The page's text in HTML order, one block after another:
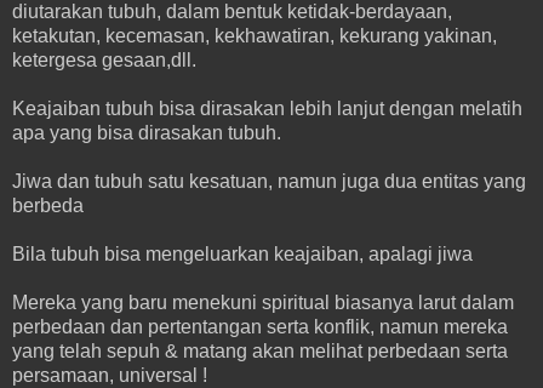
diutarakan tubuh, dalam bentuk ketidak-berdayaan,
ketakutan, kecemasan, kekhawatiran, kekurang yakinan,
ketergesa gesaan,dll.
Keajaiban tubuh bisa dirasakan lebih lanjut dengan melatih
apa yang bisa dirasakan tubuh.
Jiwa dan tubuh satu kesatuan, namun juga dua entitas yang
berbeda
Bila tubuh bisa mengeluarkan keajaiban, apalagi jiwa
Mereka yang baru menekuni spiritual biasanya larut dalam
perbedaan dan pertentangan serta konflik, namun mereka
yang telah sepuh & matang akan melihat perbedaan serta
persamaan, universal !